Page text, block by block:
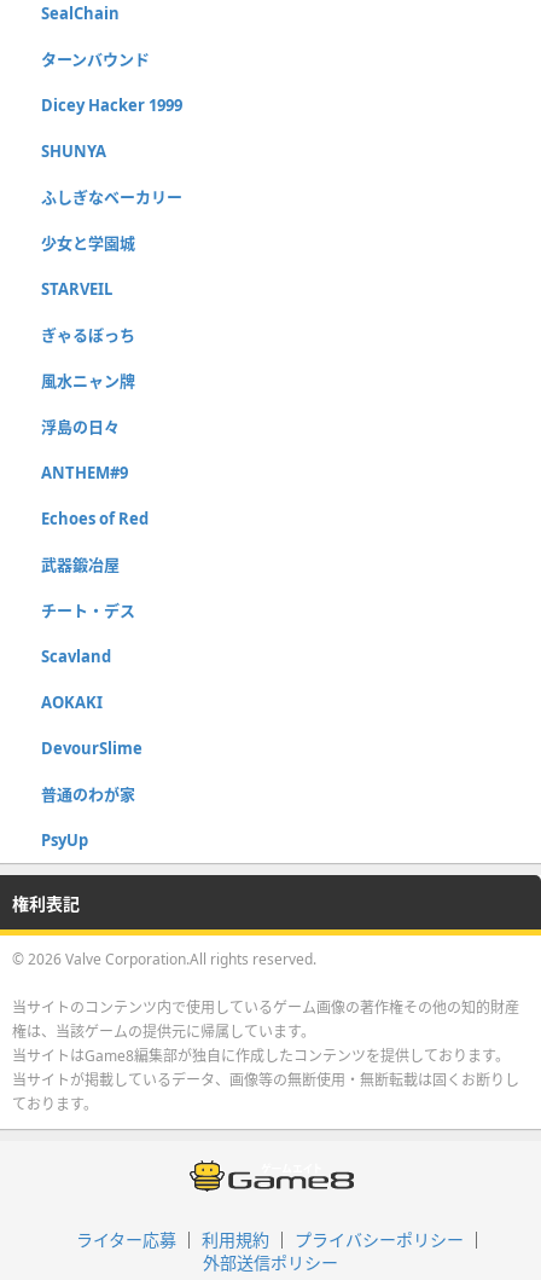
SealChain
ターンバウンド
Dicey Hacker 1999
SHUNYA
ふしぎなベーカリー
少女と学園城
STARVEIL
ぎゃるぼっち
風水ニャン牌
浮島の日々
ANTHEM#9
Echoes of Red
武器鍛冶屋
チート・デス
Scavland
AOKAKI
DevourSlime
普通のわが家
PsyUp
権利表記
© 2026 Valve Corporation.All rights reserved.
当サイトのコンテンツ内で使用しているゲーム画像の著作権その他の知的財産
権は、当該ゲームの提供元に帰属しています。
当サイトはGame8編集部が独自に作成したコンテンツを提供しております。
当サイトが掲載しているデータ、画像等の無断使用・無断転載は固くお断りし
ております。
ライター応募 利用規約
プライバシーポリシー
外部送信ポリシー